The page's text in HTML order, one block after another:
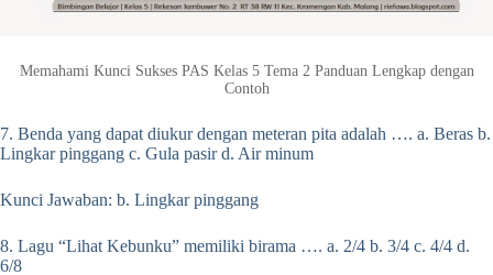
Memahami Kunci Sukses PAS Kelas 5 Tema 2 Panduan Lengkap dengan
Contoh
7. Benda yang dapat diukur dengan meteran pita adalah …. a. Beras b.
Lingkar pinggang c. Gula pasir d. Air minum
Kunci Jawaban: b. Lingkar pinggang
8. Lagu “Lihat Kebunku” memiliki birama …. a. 2/4 b. 3/4 c. 4/4 d.
6/8